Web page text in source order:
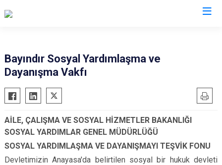
Aliağa
Balçova
Bergama
Bornova
Foça
Karaburun
Kemalpaşa
Seferihisar
Tire
Bayındır Sosyal Yardımlaşma ve
Dayanışma Vakfı
AİLE, ÇALIŞMA VE SOSYAL HİZMETLER BAKANLIĞI
SOSYAL YARDIMLAR GENEL MÜDÜRLÜĞÜ
SOSYAL YARDIMLAŞMA VE DAYANIŞMAYI TEŞVİK FONU
Devletimizin Anayasa'da belirtilen sosyal bir hukuk devleti